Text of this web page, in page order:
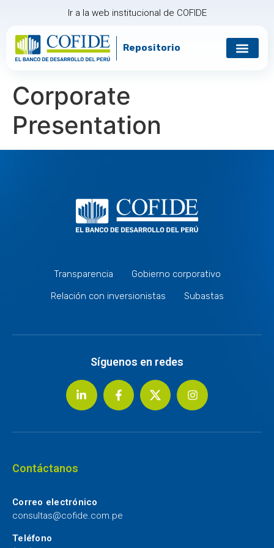
Ir a la web institucional de COFIDE
Repositorio
Corporate
Presentation
Transparencia
Gobierno corporativo
Relación con inversionistas
Subastas
Síguenos en redes
Contáctanos
Correo electrónico
consultas@cofide.com.pe
Teléfono